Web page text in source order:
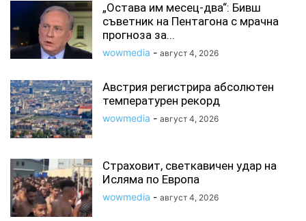
„Остава им месец-два“: Бивш
съветник на Пентагона с мрачна
прогноза за...
wowmedia - август 4, 2026
Австрия регистрира абсолютен
температурен рекорд
wowmedia - август 4, 2026
Страховит, светкавичен удар на
Исляма по Европа
wowmedia - август 4, 2026